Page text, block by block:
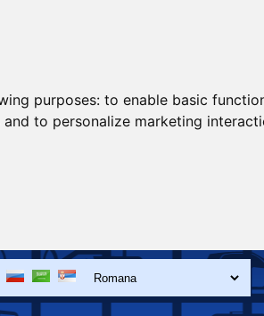
purposes: to enable basic
to personalize marketing